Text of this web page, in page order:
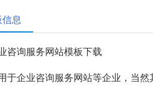
息
咨询服务网站模板下载
于企业咨询服务网站等企业，当然